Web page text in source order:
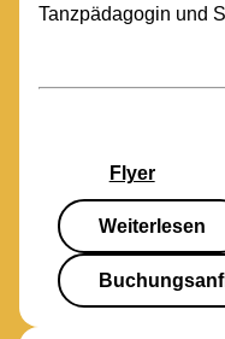
Tanzpädagogin und
Flyer
Weiterlesen